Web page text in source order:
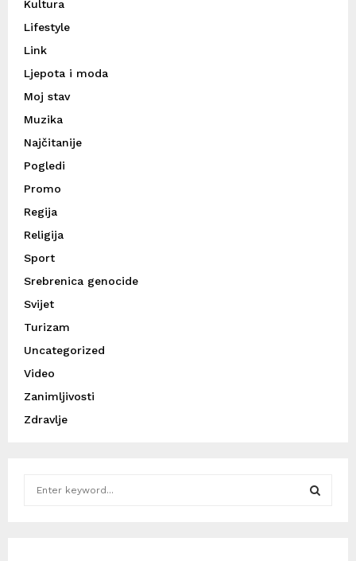
Kultura
Lifestyle
Link
Ljepota i moda
Moj stav
Muzika
Najčitanije
Pogledi
Promo
Regija
Religija
Sport
Srebrenica genocide
Svijet
Turizam
Uncategorized
Video
Zanimljivosti
Zdravlje